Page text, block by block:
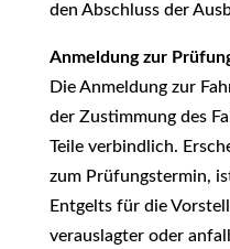
den Abschluss der
Anmeldung zur
Die Anmeldung zur
der Zustimmung des
Teile verbindlich.
zum Prüfungstermin,
Entgelts für die
verauslagter oder